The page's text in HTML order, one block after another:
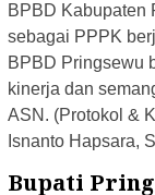
BPBD Kabupaten
sebagai PPPK
BPBD Pringsewu
kinerja dan
ASN. (Protokol &
Isnanto Hapsara,
Bupati